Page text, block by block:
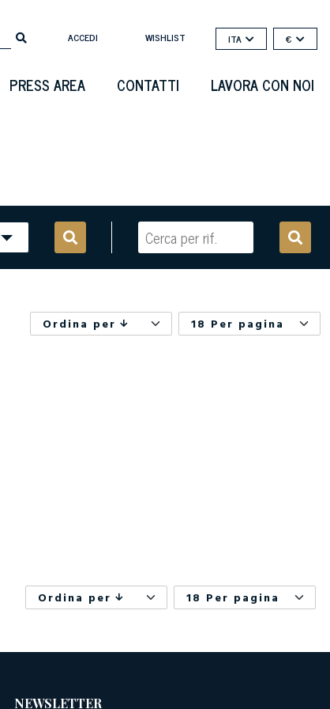
ACCEDI WISHLIST ITA €
PRESS AREA CONTATTI LAVORA CON NOI
Ordina per 18 Per pagina
Ordina per 18 Per pagina
NEWSLETTER